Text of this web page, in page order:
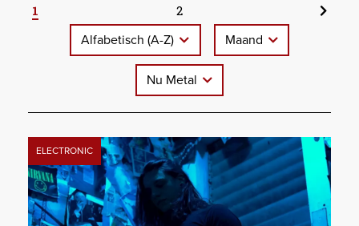
1
2
Alfabetisch (A-Z)
Maand
Nu Metal
ELECTRONIC